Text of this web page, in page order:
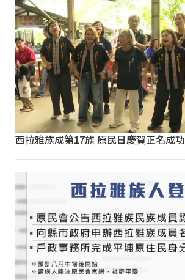
西拉雅族成第17族 原民日慶賀正名成功